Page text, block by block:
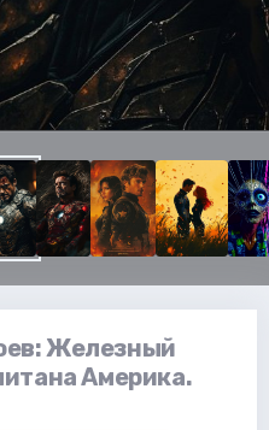
Железный
Америка.